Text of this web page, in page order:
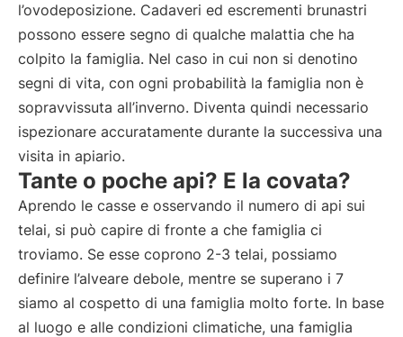
l’ovodeposizione. Cadaveri ed escrementi brunastri
possono essere segno di qualche malattia che ha
colpito la famiglia. Nel caso in cui non si denotino
segni di vita, con ogni probabilità la famiglia non è
sopravvissuta all’inverno. Diventa quindi necessario
ispezionare accuratamente durante la successiva una
visita in apiario.
Tante o poche api? E la covata?
Aprendo le casse e osservando il numero di api sui
telai, si può capire di fronte a che famiglia ci
troviamo. Se esse coprono 2-3 telai, possiamo
definire l’alveare debole, mentre se superano i 7
siamo al cospetto di una famiglia molto forte. In base
al luogo e alle condizioni climatiche, una famiglia